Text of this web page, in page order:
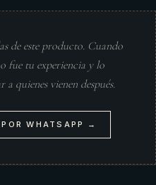
de este producto. Cuando
fue tu experiencia y lo
quienes vienen después.
WHATSAPP →